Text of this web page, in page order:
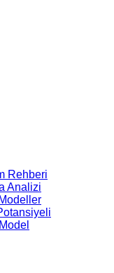
Rehberi
Analizi